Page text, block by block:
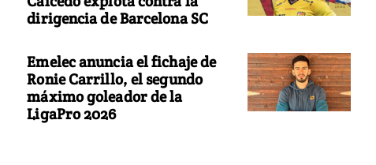
dirigencia de Barcelona SC
Emelec anuncia el fichaje de
Ronie Carrillo, el segundo
máximo goleador de la
LigaPro 2026